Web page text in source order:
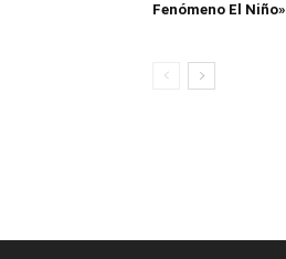
Fenómeno El Niño»